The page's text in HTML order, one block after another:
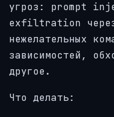
угроз: prompt
exfiltration через
нежелательных
зависимостей,
другое.
Что делать: